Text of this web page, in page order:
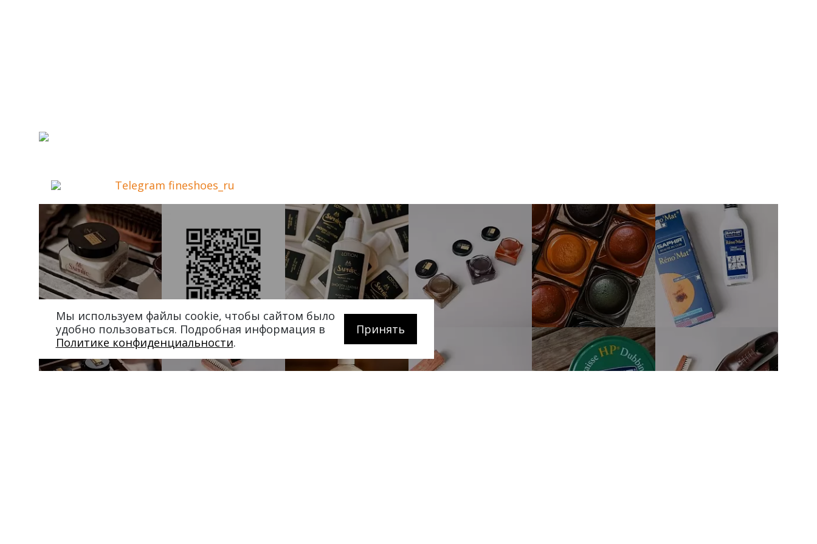
Telegram fineshoes_ru
Мы используем файлы cookie, чтобы сайтом было
удобно пользоваться. Подробная информация в
Политике конфиденциальности.
Принять